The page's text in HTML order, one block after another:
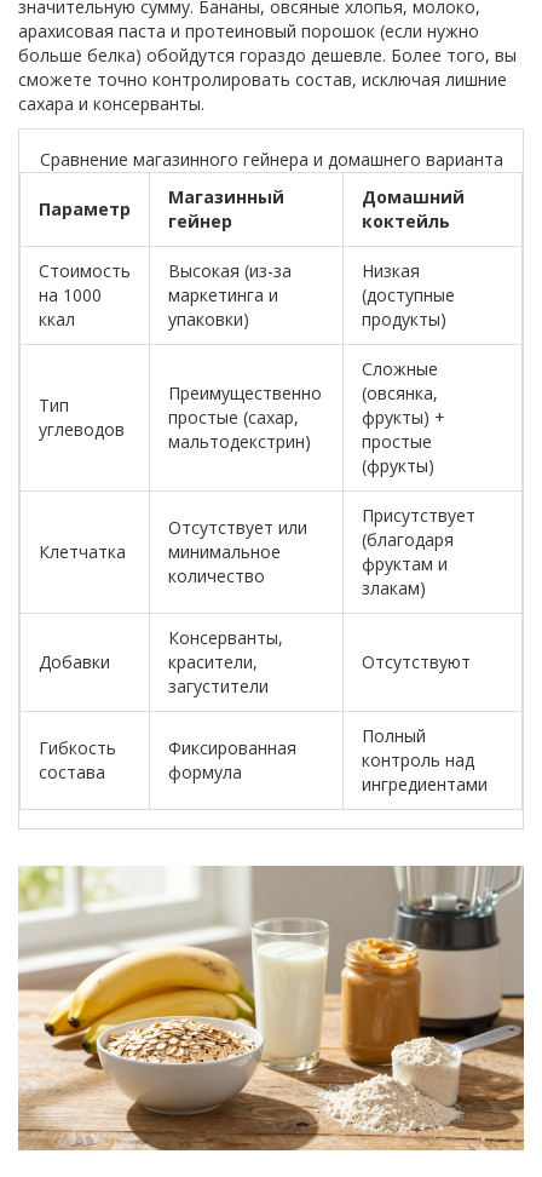
значительную сумму. Бананы, овсяные хлопья, молоко,
арахисовая паста и протеиновый порошок (если нужно
больше белка) обойдутся гораздо дешевле. Более того, вы
сможете точно контролировать состав, исключая лишние
сахара и консерванты.
Сравнение магазинного гейнера и домашнего варианта
Параметр
Магазинный
гейнер
Домашний
коктейль
Стоимость
на 1000
ккал
Высокая (из-за
маркетинга и
упаковки)
Низкая
(доступные
продукты)
Тип
углеводов
Преимущественно
простые (сахар,
мальтодекстрин)
Сложные
(овсянка,
фрукты) +
простые
(фрукты)
Клетчатка
Отсутствует или
минимальное
количество
Присутствует
(благодаря
фруктам и
злакам)
Добавки
Консерванты,
красители,
загустители
Отсутствуют
Гибкость
состава
Фиксированная
формула
Полный
контроль над
ингредиентами